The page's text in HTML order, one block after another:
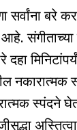
बरे
संगीताच्या
दहा
नकारात्मक
स्पंदने